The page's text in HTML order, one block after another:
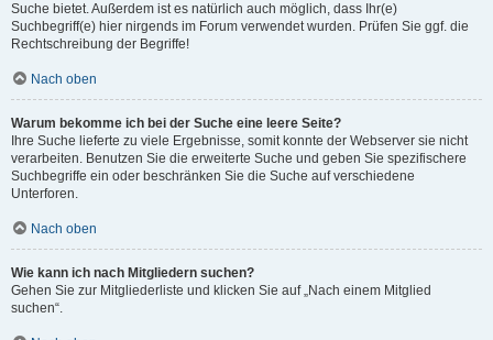
Suche bietet. Außerdem ist es natürlich auch möglich, dass Ihr(e)
Suchbegriff(e) hier nirgends im Forum verwendet wurden. Prüfen Sie ggf. die
Rechtschreibung der Begriffe!
Nach oben
Warum bekomme ich bei der Suche eine leere Seite?
Ihre Suche lieferte zu viele Ergebnisse, somit konnte der Webserver sie nicht
verarbeiten. Benutzen Sie die erweiterte Suche und geben Sie spezifischere
Suchbegriffe ein oder beschränken Sie die Suche auf verschiedene
Unterforen.
Nach oben
Wie kann ich nach Mitgliedern suchen?
Gehen Sie zur Mitgliederliste und klicken Sie auf „Nach einem Mitglied
suchen“.